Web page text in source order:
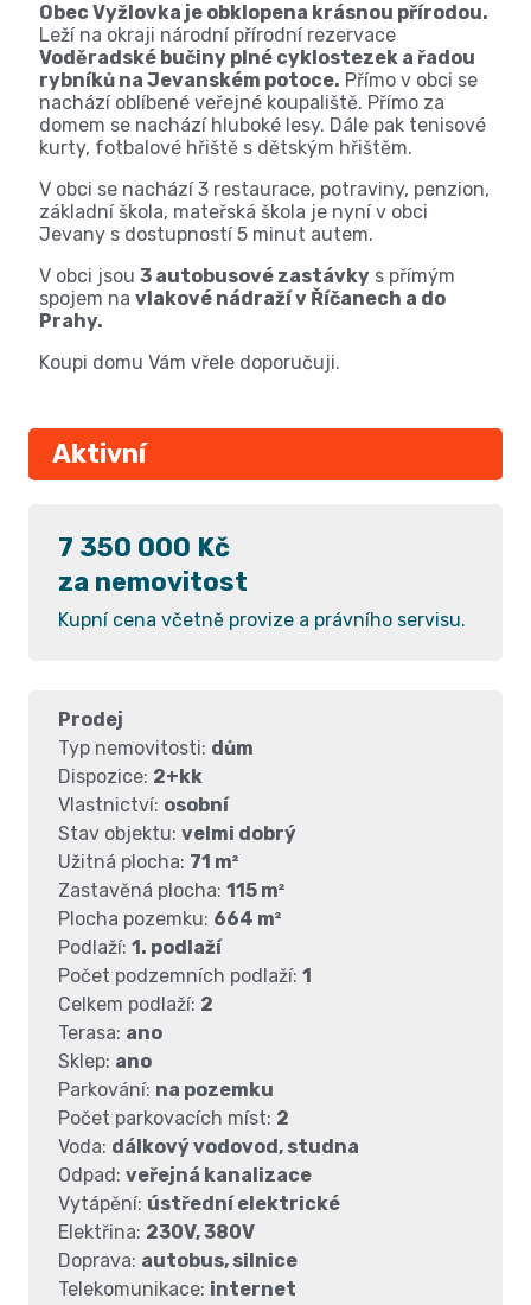
Obec Vyžlovka je obklopena krásnou přírodou.
Leží na okraji národní přírodní rezervace
Voděradské bučiny plné cyklostezek a řadou
rybníků na Jevanském potoce. Přímo v obci se
nachází oblíbené veřejné koupaliště. Přímo za
domem se nachází hluboké lesy. Dále pak tenisové
kurty, fotbalové hřiště s dětským hřištěm.
V obci se nachází 3 restaurace, potraviny, penzion,
základní škola, mateřská škola je nyní v obci
Jevany s dostupností 5 minut autem.
V obci jsou 3 autobusové zastávky s přímým
spojem na vlakové nádraží v Říčanech a do
Prahy.
Koupi domu Vám vřele doporučuji.
Aktivní
7 350 000 Kč
za nemovitost
Kupní cena včetně provize a právního servisu.
Prodej
Typ nemovitosti: dům
Dispozice: 2+kk
Vlastnictví: osobní
Stav objektu: velmi dobrý
Užitná plocha: 71 m²
Zastavěná plocha: 115 m²
Plocha pozemku: 664 m²
Podlaží: 1. podlaží
Počet podzemních podlaží: 1
Celkem podlaží: 2
Terasa: ano
Sklep: ano
Parkování: na pozemku
Počet parkovacích míst: 2
Voda: dálkový vodovod, studna
Odpad: veřejná kanalizace
Vytápění: ústřední elektrické
Elektřina: 230V, 380V
Doprava: autobus, silnice
Telekomunikace: internet